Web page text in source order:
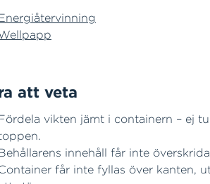
att veta
vikten jämt i containern – ej
innehåll får inte
får inte fyllas över kanten,